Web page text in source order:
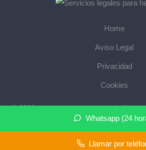
Whatsapp (24
Llamar por
Home
Aviso Legal
Privacidad
Cookies
© 2026 abogadoherencias.legal ·
de mi ·Mapa del